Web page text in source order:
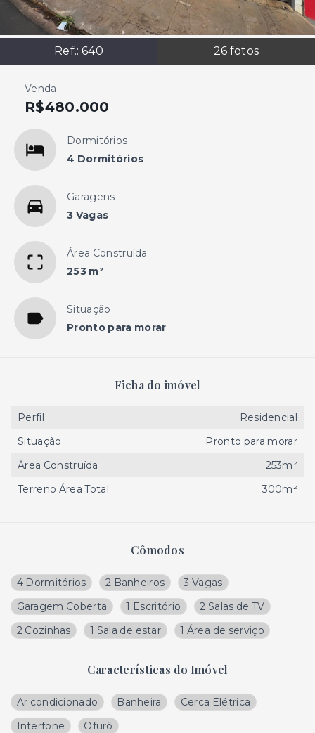
Ref.:640 26 fotos
Venda
R$480.000
Dormitórios
4 Dormitórios
Garagens
3 Vagas
Área Construída
253 m²
Situação
Pronto para morar
Cômodos
4 Dormitórios 2 Banheiros
3 Vagas
Garagem Coberta
1 Escritório
2 Salas de TV
2 Cozinhas
1 Sala de estar 1 Área de serviço
Características do Imóvel
Ar condicionado Banheira
Cerca Elétrica
Interfone
Ofurô
Ficha do imóvel
Perfil
Residencial
Situação
Pronto para morar
Área Construída
253m²
Terreno Área Total
300m²